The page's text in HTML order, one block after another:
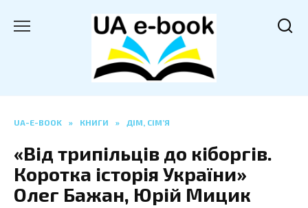
UA-E-BOOK » КНИГИ » ДІМ, СІМ’Я
«Від трипільців до кіборгів.
Коротка історія України»
Олег Бажан, Юрій Мицик